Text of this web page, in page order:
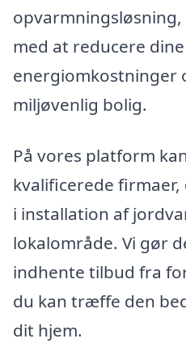
med at reducere dine
energiomkostninger
miljøvenlig bolig.
På vores platform
kvalificerede firmaer,
i installation af
lokalområde. Vi gør
indhente tilbud fra
du kan træffe den
dit hjem.